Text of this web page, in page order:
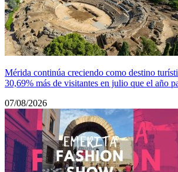
Mérida continúa creciendo como destino
30,69% más de visitantes en julio que el año
07/08/2026